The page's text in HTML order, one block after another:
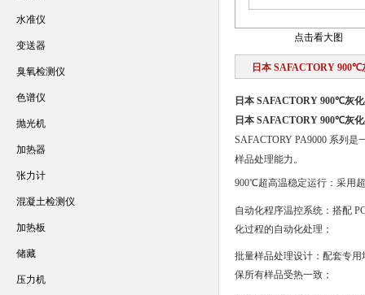
点击看大图
日本 SAFACTORY 900℃
日本 SAFACTORY 900℃灰
日本 SAFACTORY 900℃灰
SAFACTORY PA9000 系列
样品处理能力。
900℃超高温稳定运行：采用
自动化程序温控系统：搭配
化过程的自动化处理；
批量样品处理设计：配套专用
保所有样品受热一致；
水准仪
变送器
臭氧检测仪
色谱仪
抛光机
加热器
张力计
混凝土检测仪
加热板
储藏
压力机